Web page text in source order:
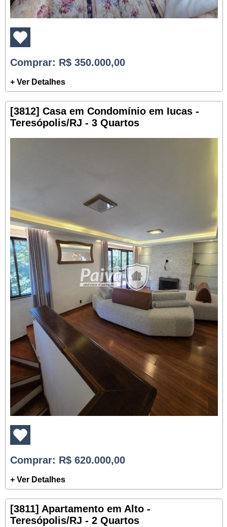
Comprar: R$ 350.000,00
+ Ver Detalhes
[3812] Casa em Condomínio em Iucas -
Teresópolis/RJ - 3 Quartos
Comprar: R$ 620.000,00
+ Ver Detalhes
[3811] Apartamento em Alto -
Teresópolis/RJ - 2 Quartos